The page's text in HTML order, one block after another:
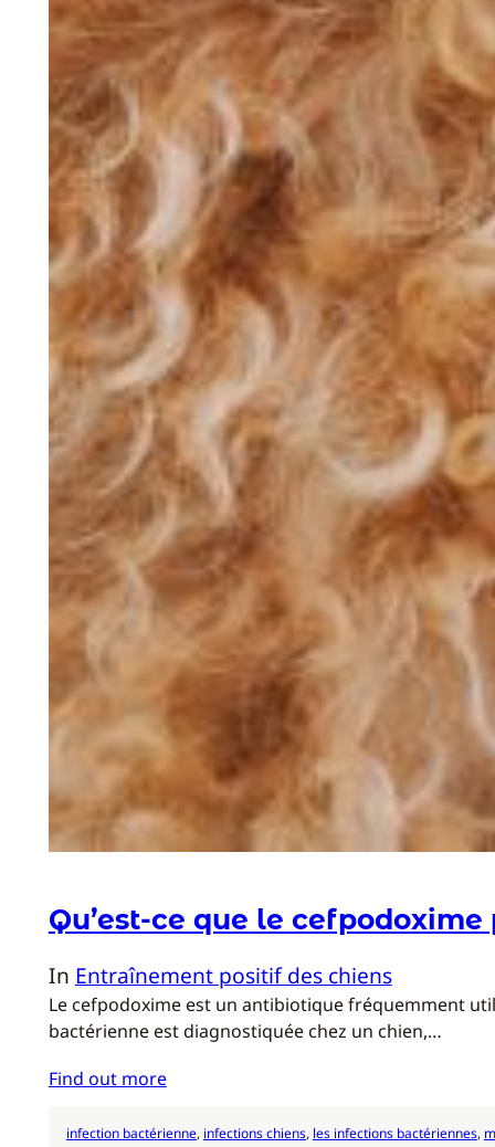
Qu’est-ce que le
In Entraînement positif des chiens
Le cefpodoxime est un antibiotique fréquemment
bactérienne est diagnostiquée chez un chien,…
Find out more
infection bactérienne, infections chiens, les infections bactériennes,